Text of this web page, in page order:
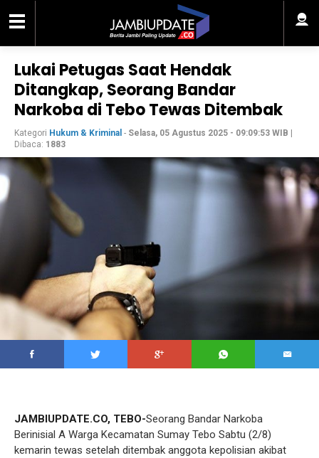
Lukai Petugas Saat Hendak
Ditangkap, Seorang Bandar
Narkoba di Tebo Tewas Ditembak
Kategori Hukum & Kriminal - Selasa, 05 Agustus 2025 - 09:09:53 WIB
Dibaca: 1883
JAMBIUPDATE.CO, TEBO-Seorang Bandar Narkoba
Berinisial A Warga Kecamatan Sumay Tebo Sabtu (2/8)
kemarin tewas setelah ditembak anggota kepolisian akibat